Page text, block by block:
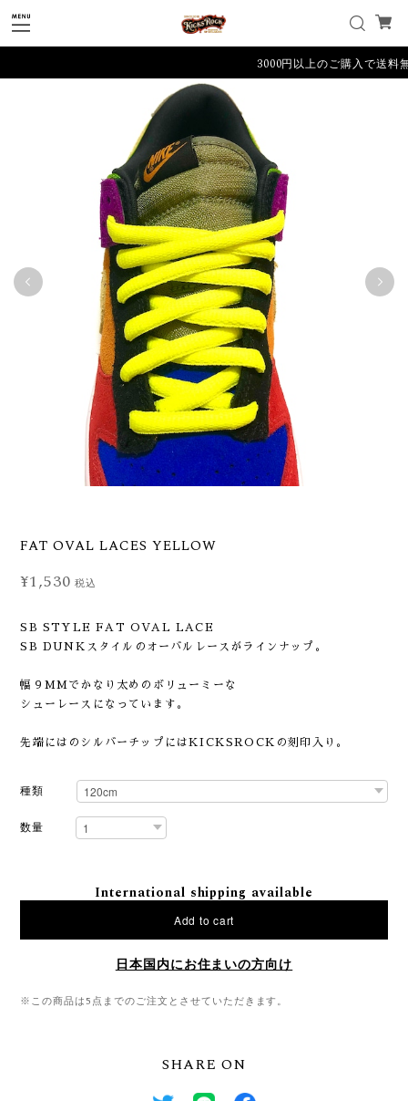
3000円以上のご購入で送料無
FAT OVAL LACES YELLOW
¥1,530 税込
SB STYLE FAT OVAL LACE
SB DUNKスタイルのオーバルレースがラインナップ。
幅９MMでかなり太めのボリューミーな
シューレースになっています。
先端にはのシルバーチップにはKICKSROCKの刻印入り。
種類
数量
International shipping available
Add to cart
日本国内にお住まいの方向け
※この商品は5点までのご注文とさせていただきます。
SHARE ON